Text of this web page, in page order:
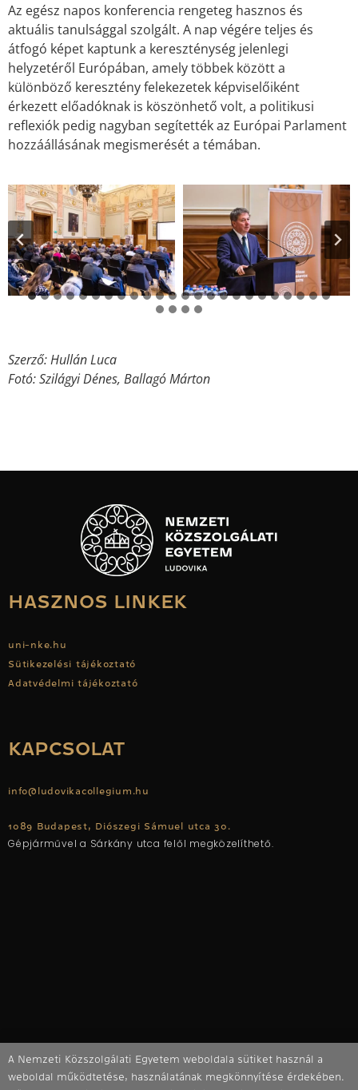
Az egész napos konferencia rengeteg hasznos és
aktuális tanulsággal szolgált. A nap végére teljes és
átfogó képet kaptunk a kereszténység jelenlegi
helyzetéről Európában, amely többek között a
különböző keresztény felekezetek képviselőiként
érkezett előadóknak is köszönhető volt, a politikusi
reflexiók pedig nagyban segítették az Európai Parlament
hozzáállásának megismerését a témában.
Szerző: Hullán Luca
Fotó: Szilágyi Dénes, Ballagó Márton
HASZNOS LINKEK
uni-nke.hu
Sütikezelési tájékoztató
Adatvédelmi tájékoztató
KAPCSOLAT
info@ludovikacollegium.hu
1089 Budapest, Diószegi Sámuel utca 30.
Gépjárművel a Sárkány utca felől megközelíthető.
A Nemzeti Közszolgálati Egyetem weboldala sütiket használ a
weboldal működtetése, használatának megkönnyítése érdekében.